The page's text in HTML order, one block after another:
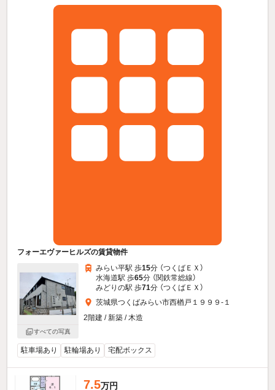
フォーエヴァーヒルズの賃貸物件
すべての写真
みらい平駅 歩15分 （つくばＥＸ）
水海道駅 歩65分 （関鉄常総線）
みどりの駅 歩71分 （つくばＥＸ）
茨城県つくばみらい市西楢戸１９９９-１
2階建 / 新築 / 木造
駐車場あり 駐輪場あり 宅配ボックス
7.5万円